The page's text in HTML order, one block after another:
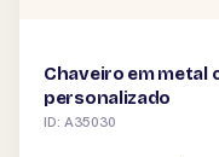
Chaveiro em metal
personalizado
ID: A35030